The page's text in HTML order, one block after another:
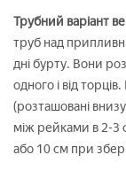
Трубний варіант
труб над
дні бурту. Вони
одного і від
(розташовані
між рейками в 2-3
або 10 см при